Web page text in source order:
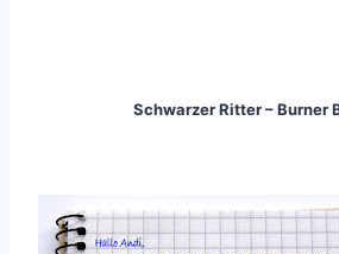
Schwarzer Ritter – Burner